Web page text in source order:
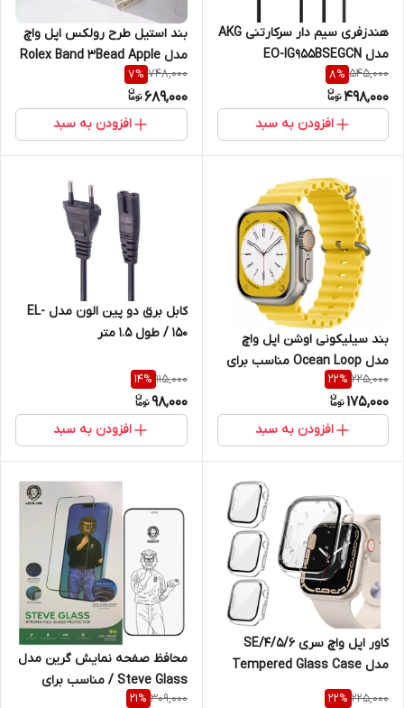
هندزفری سیم دار سرکارتنی AKG
مدل EO-IG955BSEGCN
سامسونگ - تایپ سی
545,000
8%
498,000
افزودن به سبد
بند استیل طرح رولکس اپل واچ
مدل Rolex Band 3Bead Apple
متر
748,000
7%
689,000
افزودن به سبد
بند سیلیکونی اوشن اپل واچ
مدل Ocean Loop مناسب برای
225,000
22%
175,000
افزودن به سبد
کابل برق دو پین الون مدل EL-
150 / طول 1.5 متر
115,000
14%
98,000
افزودن به سبد
کاور اپل واچ سری 4/5/6/SE
مدل Tempered Glass Case
225,000
22%
محافظ صفحه نمایش گرین مدل
Steve Glass / مناسب برای
309,000
21%